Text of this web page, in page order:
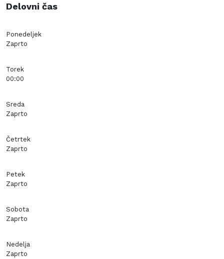
Delovni čas
Ponedeljek
Zaprto
Torek
00:00
Sreda
Zaprto
Četrtek
Zaprto
Petek
Zaprto
Sobota
Zaprto
Nedelja
Zaprto